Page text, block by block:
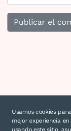
Usamos cookies
mejor experiencia
usando este sitio,